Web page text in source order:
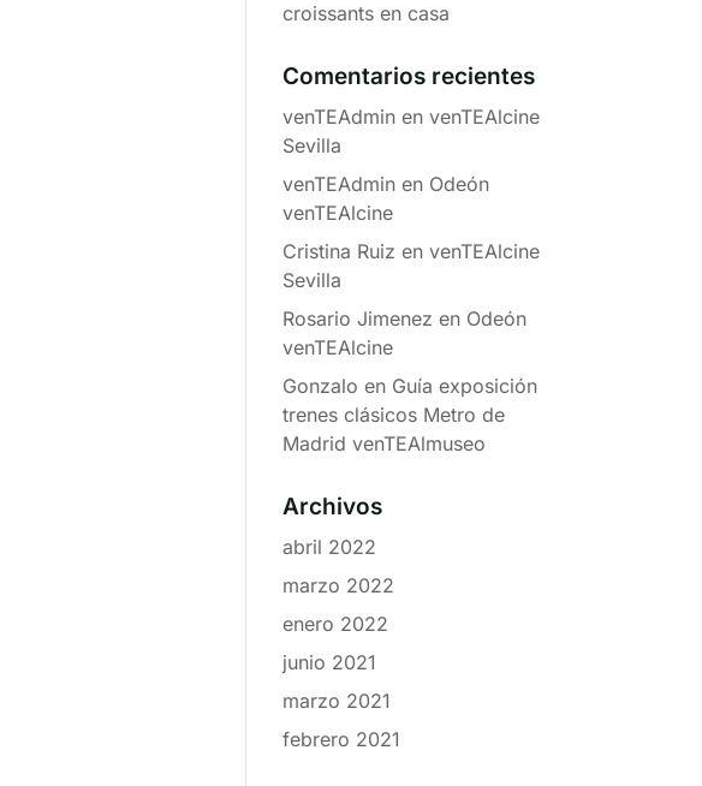
croissants en casa
Comentarios recientes
venTEAdminen venTEAlcine
Sevilla
venTEAdminen Odeón
venTEAlcine
Cristina Ruiz en venTEAlcine
Sevilla
Rosario Jimenez en Odeón
venTEAlcine
Gonzalo en Guía exposición
trenes clásicos Metro de
Madrid venTEAlmuseo
Archivos
abril 2022
marzo 2022
enero 2022
junio 2021
marzo 2021
febrero 2021